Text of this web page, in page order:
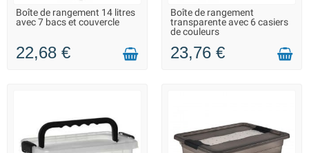
LIVRAISON 2 À 3 JOURS
Boîte de rangement 14 litres
avec 7 bacs et couvercle
22,68 €
LIVRAISON 2 À 3 JOURS
Boîte de rangement
transparente avec 6 casiers
de couleurs
23,76 €